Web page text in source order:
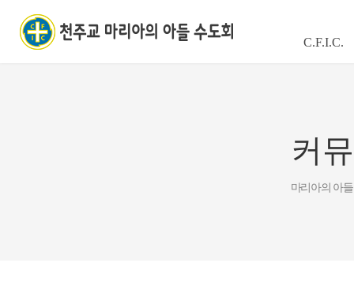
C.F.I.C.
커
마리아의 아